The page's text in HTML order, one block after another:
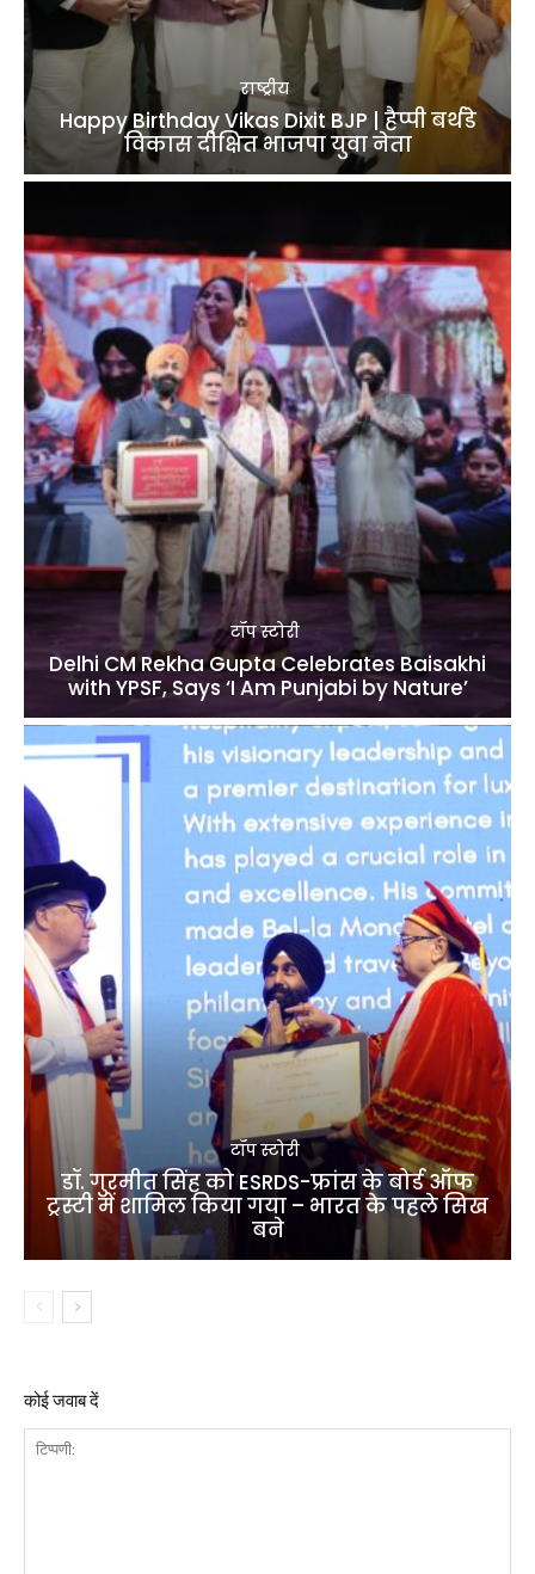
राष्ट्रीय
Happy Birthday Vikas Dixit BJP | हैप्पी बर्थडे
विकास दीक्षित भाजपा युवा नेता
टॉप स्टोरी
Delhi CM Rekha Gupta Celebrates Baisakhi
with YPSF, Says ‘I Am Punjabi by Nature’
टॉप स्टोरी
डॉ. गुरमीत सिंह को ESRDS-फ्रांस के बोर्ड ऑफ
ट्रस्टी में शामिल किया गया – भारत के पहले सिख
बने
कोई जवाब दें